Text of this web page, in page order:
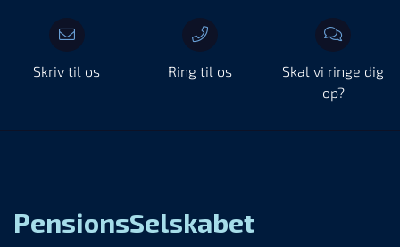
Skriv til os Ring til os
Skal vi ringe dig
op?
PensionsSelskabet